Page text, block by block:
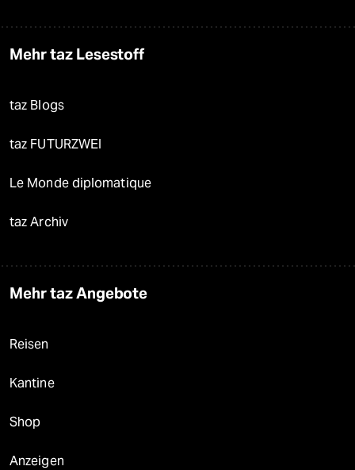
Mehr taz Lesestoff
taz Blogs
taz FUTURZWEI
Le Monde diplomatique
taz Archiv
Mehr taz Angebote
Reisen
Kantine
Shop
Anzeigen